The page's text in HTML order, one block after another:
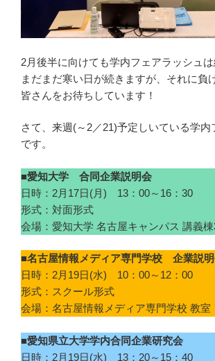
2月後半に向けても学内フェアラッシュは
まだまだ寒い日が続きますが、それに負
皆さんをお待ちしています！
さて、来週(～2／21)予定しいている学内
です。
■愛知大学 合同企業説明会
日時：2月17日(月) 13：00～16：30
形式：対面形式
会場：愛知大学 名古屋キャンパス 講義
■名古屋情報メディア専門学校 企業説
日時：2月19日(水) 10：00～12：00
形式：スクール形式
会場：名古屋情報メディア専門学校 教室
■愛知県立大学学内合同企業研究会
日時：2月19日(水) 13：20～15：40